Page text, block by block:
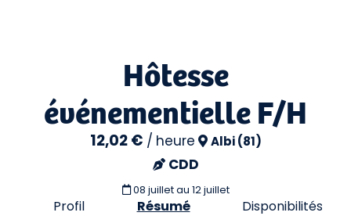
Hôtesse
événementielle F/H
12,02 € / heure Albi (81)
CDD
08 juilletau 12 juillet
Profil Résumé Disponibilités